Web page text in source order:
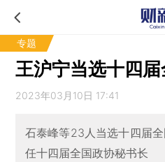
专题
王沪宁当选十四
2023年03月10日 17:41
石泰峰等23人当选十四届
任十四届全国政协秘书长